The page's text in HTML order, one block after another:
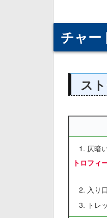
チャー
ス
仄暗
トロフィ
入り
トレ